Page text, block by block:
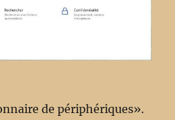
de périphériques».